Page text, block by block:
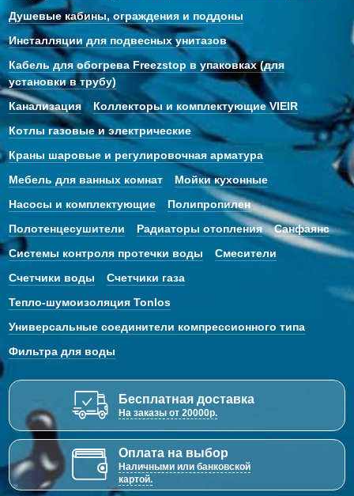
Душевые кабины, ограждения и поддоны
Инсталляции для подвесных унитазов
Кабель для обогрева Freezstop в упаковках (для
установки в трубу)
Канализация
Коллекторы и комплектующие VIEIR
Котлы газовые и электрические
Краны шаровые и регулировочная арматура
Мебель для ванных комнат
Мойки кухонные
Насосы и комплектующие
Полипропилен
Полотенцесушители
Радиаторы отопления
Санфаянс
Системы контроля протечки воды
Смесители
Счетчики воды
Счетчики газа
Тепло-шумоизоляция Tonlos
Универсальные соединители компрессионного типа
Фильтра для воды
Бесплатная доставка
На заказы от 20000р.
Оплата на выбор
Наличными или банковской
картой.